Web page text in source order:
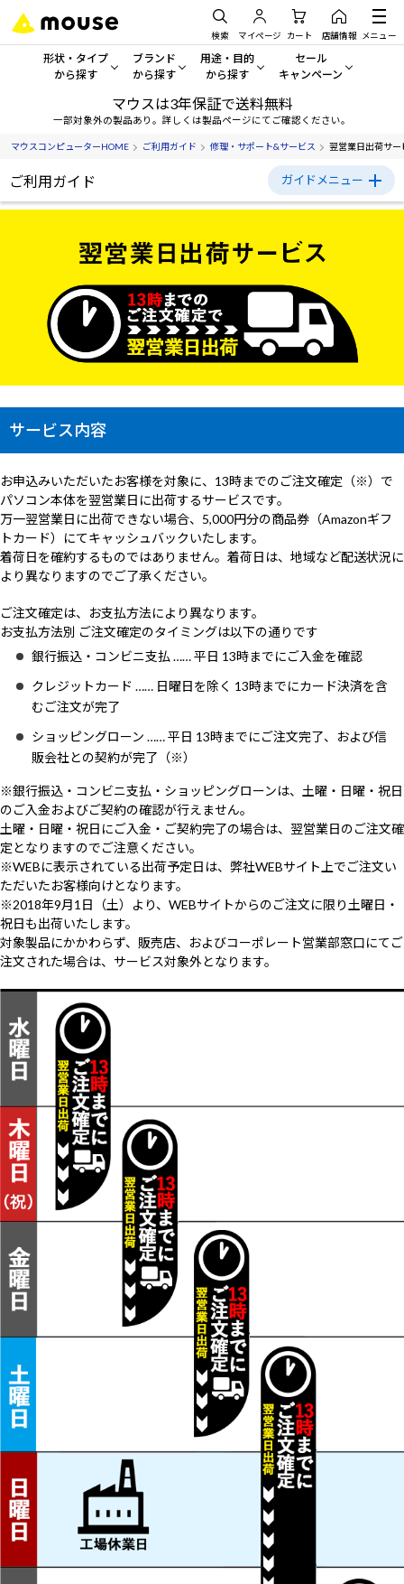
検索 マイページ カート 店舗情報 メニュー
形状・タイプ
から探す
形状・タイプから探す をすべてみる
デスクトップPC
タブレットPC
サーバー
ワークステーション
ブランド
から探す
mouse
G TUNE
DAIV
MousePro
iiyama
用途・目的
から探す
一般向けパソコン
ゲーミングPC・ゲーム向けパソコン
クリエイティブ向け
ビジネス向けパソコン
学習向けパソコン
スペック/パーツ別
セール
キャンペーン
セール・キャンペーン
期間限定セール
人気モデルが期間限定・お買
アウトレットパソコン
今イチオシのパソコンをピッ
Windows 11 Copilot+ PC
マウスは3年保証で送料無料
一部対象外の製品あり。詳しくは製品ページにてご確認ください。
マウスコンピューターHOME ご利用ガイド 修理・サポート&サービス 翌営業日出荷サー
ご利用ガイド ガイドメニュー
初めての方へ
ご購入方法について
お支払い方法について
キャンセルについて
修理・サポート&サービス
オーダーステータスについて
領収書発行手順について
ウェブサイトからの通知について
販売終了製品
サービス内容
お申込みいただいたお客様を対象に、13時までのご注文確定（※）で
パソコン本体を翌営業日に出荷するサービスです。
万一翌営業日に出荷できない場合、5,000円分の商品券（Amazonギフ
トカード）にてキャッシュバックいたします。
着荷日を確約するものではありません。着荷日は、地域など配送状況に
より異なりますのでご了承ください。
ご注文確定は、お支払方法により異なります。
お支払方法別 ご注文確定のタイミングは以下の通りです
銀行振込・コンビニ支払 …… 平日 13時までにご入金を確認
クレジットカード …… 日曜日を除く 13時までにカード決済を含
むご注文が完了
ショッピングローン …… 平日 13時までにご注文完了、および信
販会社との契約が完了（※）
※銀行振込・コンビニ支払・ショッピングローンは、土曜・日曜・祝日
のご入金およびご契約の確認が行えません。
土曜・日曜・祝日にご入金・ご契約完了の場合は、翌営業日のご注文確
定となりますのでご注意ください。
※WEBに表示されている出荷予定日は、弊社WEBサイト上でご注文い
ただいたお客様向けとなります。
※2018年9月1日（土）より、WEBサイトからのご注文に限り土曜日・
祝日も出荷いたします。
対象製品にかかわらず、販売店、およびコーポレート営業部窓口にてご
注文された場合は、サービス対象外となります。